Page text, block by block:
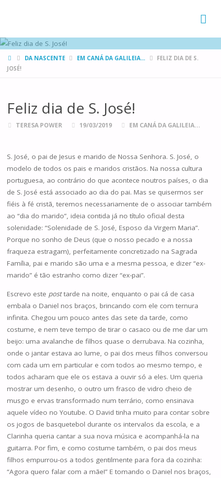
HOMEDA NASCENTE EM CANÁ DA GALILEIA...
FELIZ DIA DE S.
JOSÉ!
Feliz dia de S. José!
TERESA POWER 19/03/2019 EM CANÁ DA GALILEIA...
S. José, o pai de Jesus e marido de Nossa Senhora. S. José, o
modelo de todos os pais e maridos cristãos. Na nossa cultura
portuguesa, ao contrário do que acontece noutros países, o dia
de S. José está associado ao dia do pai. Mas se quisermos ser
fiéis à fé cristã, teremos necessariamente de o associar também
ao “dia do marido”, ideia contida já no título oficial desta
solenidade: “Solenidade de S. José, Esposo da Virgem Maria”.
Porque no sonho de Deus (que o nosso pecado e a nossa
fraqueza estragam), perfeitamente concretizado na Sagrada
Família, pai e marido são uma e a mesma pessoa, e dizer “ex-
marido” é tão estranho como dizer “ex-pai”.
Escrevo este posttarde na noite, enquanto o pai cá de casa
embala o Daniel nos braços, brincando com ele com ternura
infinita. Chegou um pouco antes das sete da tarde, como
costume, e nem teve tempo de tirar o casaco ou de me dar um
beijo: uma avalanche de filhos quase o derrubava. Na cozinha,
onde o jantar estava ao lume, o pai dos meus filhos conversou
com cada um em particular e com todos ao mesmo tempo, e
todos acharam que ele os estava a ouvir só a eles. Um queria
mostrar um desenho, o outro um frasco de vidro cheio de
musgo e ervas transformado num terrário, como ensinava
aquele vídeo no Youtube. O David tinha muito para contar sobre
os jogos de basquetebol durante os intervalos da escola, e a
Clarinha queria cantar a sua nova música e acompanhá-la na
guitarra. Por fim, e como costume também, o pai dos meus
filhos empurrou-os a todos gentilmente para fora da cozinha:
“Agora quero falar com a mãe!” E tomando o Daniel nos braços,